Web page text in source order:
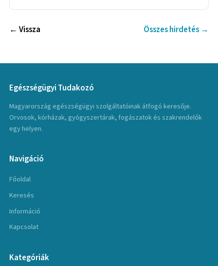
← Vissza Összes hirdetés →
Egészségügyi Tudakozó
Magyarország egészségügyi szolgáltatóinak átfogó keresője.
Orvosok, kórházak, gyógyszertárak, fogászatok és szakrendelők
egy helyen.
Navigáció
Főoldal
Keresés
Információ
Kapcsolat
Kategóriák